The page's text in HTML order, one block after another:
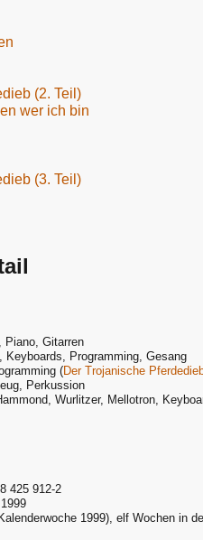
(2. Teil)
wer ich bin
(3. Teil)
Piano, Gitarren
Keyboards, Programming, Gesang
(Der Trojanische
Perkussion
Wurlitzer, Mellotron,
425 912-2
1999), elf Wochen in